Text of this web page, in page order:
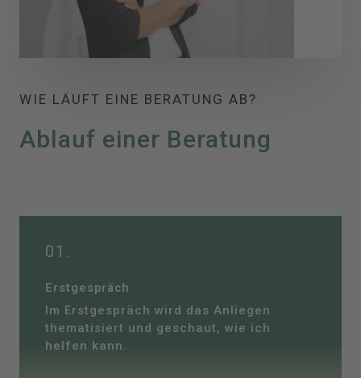
WIE LÄUFT EINE BERATUNG AB?
Ablauf einer Beratung
01.
Erstgespräch
Im Erstgespräch wird das Anliegen
thematisiert und geschaut, wie ich
helfen kann.